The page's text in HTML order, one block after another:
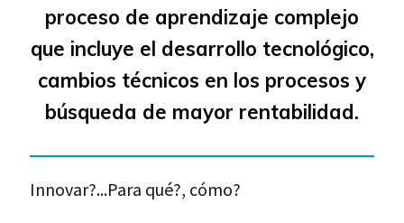
proceso de aprendizaje complejo
que incluye el desarrollo tecnológico,
cambios técnicos en los procesos y
búsqueda de mayor rentabilidad.
Innovar?...Para qué?, cómo?